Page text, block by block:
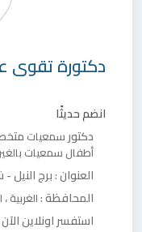
دكتورةتقوى
انضم حديثًا
دكتور سمعيات
أطفال سمعيات
العنوان :برج النيل
المحافظة :الغربية،
استفسر اونلاين الآن